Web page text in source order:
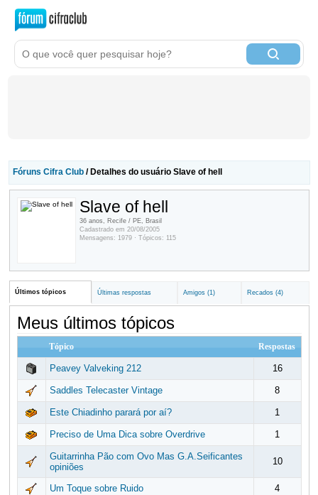
Fóruns Cifra Club/ Detalhes do usuário Slave of hell
Slave of hell
36 anos, Recife / PE, Brasil
Cadastrado em 20/08/2005
Mensagens: 1979 · Tópicos: 115
Últimos tópicos Últimas respostas Amigos (1) Recados (4)
Meus últimos tópicos
Tópico Respostas
Peavey Valveking 212 16
Saddles Telecaster Vintage 8
Este Chiadinho parará por aí? 1
Preciso de Uma Dica sobre Overdrive 1
Guitarrinha Pão com Ovo Mas G.A.Seificantes
opiniões
10
Um Toque sobre Ruido 4